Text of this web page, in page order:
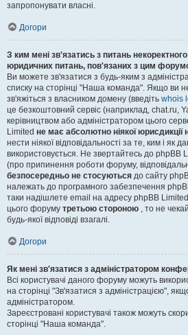
запропонувати власні.
Догори
З ким мені зв'язатись з питань
юридичних питань, пов'язаних з цим
Ви можете зв'язатися з будь-яким з
списку на сторінці "Наша команда". Якщо ви
зв'яжіться з власником домену (введіть whois
це безкоштовний сервіс (наприклад, chat.ru,
керівництвом або адміністратором цього
Limited не має абсолютно ніякої
нести ніякої відповідальності за те, ким і як
використовується. Не звертайтесь до phpBB
(про припинення роботи форуму,
безпосередньо не стосуються до сайту
належать до програмного забезпечення
таки надішлете email на адресу phpBB
цього форуму третьою стороною , то не
будь-якої відповіді взагалі.
Догори
Як мені зв'язатися з адміністратором
Всі користувачі даного форуму можуть
на сторінці "Зв'язатися з адміністрацією",
адміністратором.
Зареєстровані користувачі також можуть
сторінці "Наша команда".